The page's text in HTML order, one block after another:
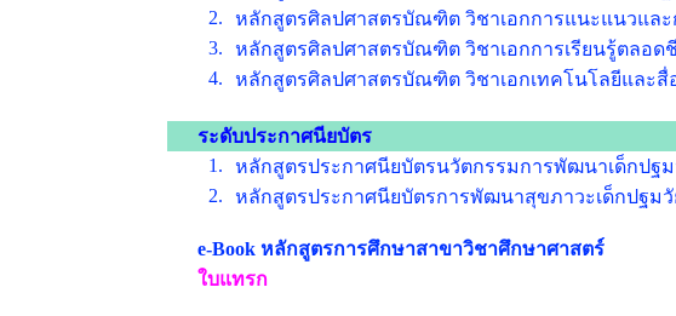
2.
หลักสูตรศิลปศาสตรบัณฑิต วิชาเอกการแนะแนวและ
3.
หลักสูตรศิลปศาสตรบัณฑิต วิชาเอกการเรียนรู้ตลอด
4.
หลักสูตรศิลปศาสตรบัณฑิต วิชาเอกเทคโนโลยีและสื่
ระดับประกาศนียบัตร
1.
หลักสูตรประกาศนียบัตรนวัตกรรมการพัฒนาเด็กปฐม
2.
หลักสูตรประกาศนียบัตรการพัฒนาสุขภาวะเด็กปฐม
e-Book หลักสูตรการศึกษาสาขาวิชาศึกษาศาสตร์
ใบแทรก